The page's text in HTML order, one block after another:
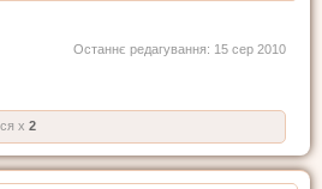
Останнє редагування: 15 сер 2010
x 2